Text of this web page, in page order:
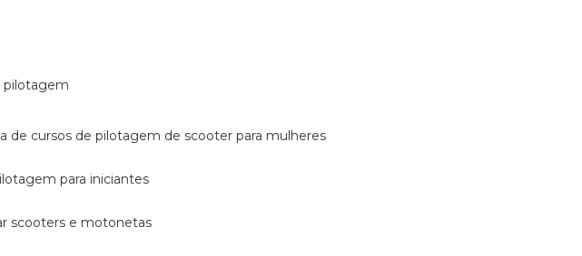
pilotagem
de cursos de pilotagem de scooter para mulheres
para iniciantes
scooters e motonetas